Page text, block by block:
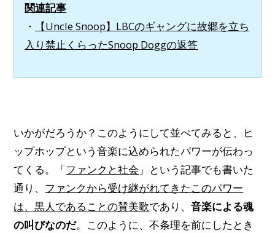
関連記事
・
【Uncle Snoop】LBCのギャングに故郷を立ち
入り禁止くらったSnoop Doggの返答
いかがだろうか？このようにして並べてみると、ヒ
ップホップという音楽に込められたパワーが伝わっ
てくる。「ファンクと社会 」という記事でも書いた
通り、 ファンクから受け継がれてきたこのパワー
は、黒人であることの賛美歌であり、音楽による魂
の叫びなのだ。このように、不条理を前にしたとき